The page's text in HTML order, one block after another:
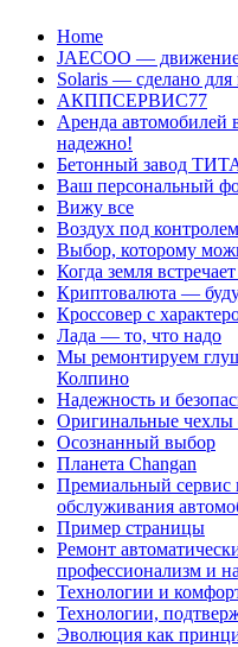
Перейти
содержанию
Home
JAECOO —
Solaris — сделано для
АКППСЕРВИС77
Аренда автомобилей
надежно!
Бетонный завод
Ваш персональный
Вижу все
Воздух под контролем
Выбор, которому
Когда земля
Криптовалюта —
Кроссовер с
Лада — то, что надо
Мы ремонтируем
Колпино
Надежность и
Оригинальные чехлы
Осознанный выбор
Планета Changan
Премиальный сервис
обслуживания
Пример страницы
Ремонт
профессионализм и
Технологии и
Технологии,
Эволюция как